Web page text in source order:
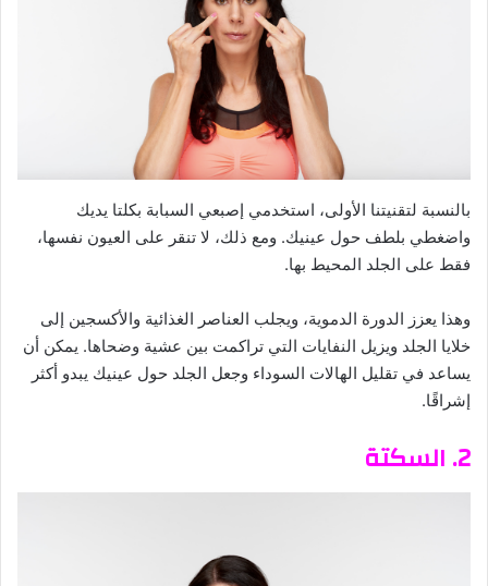
بالنسبة لتقنيتنا الأولى، استخدمي إصبعي السبابة بكلتا يديك
واضغطي بلطف حول عينيك. ومع ذلك، لا تنقر على العيون نفسها،
فقط على الجلد المحيط بها.
وهذا يعزز الدورة الدموية، ويجلب العناصر الغذائية والأكسجين إلى
خلايا الجلد ويزيل النفايات التي تراكمت بين عشية وضحاها. يمكن أن
يساعد في تقليل الهالات السوداء وجعل الجلد حول عينيك يبدو أكثر
إشراقًا.
2. السكتة